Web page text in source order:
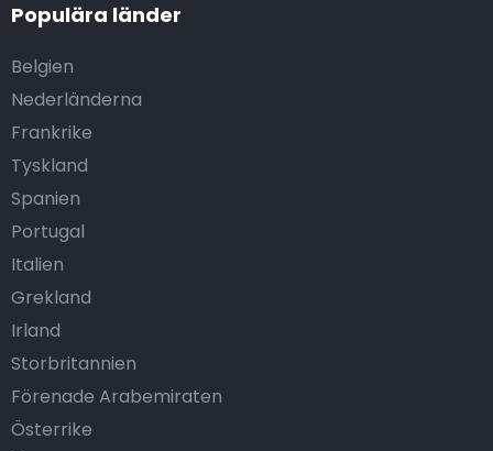
Populära länder
Belgien
Nederländerna
Frankrike
Tyskland
Spanien
Portugal
Italien
Grekland
Irland
Storbritannien
Förenade Arabemiraten
Österrike